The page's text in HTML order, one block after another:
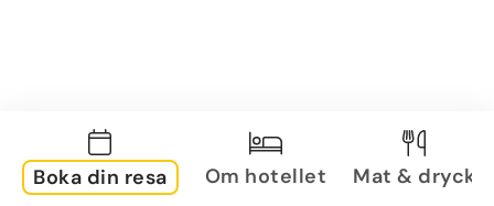
Boka din resa Om hotellet Mat & dryck